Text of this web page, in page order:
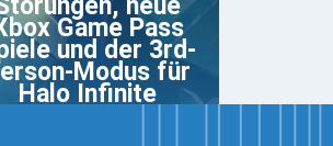
Game Pass
und der 3rd-
Modus für
Halo Infinite